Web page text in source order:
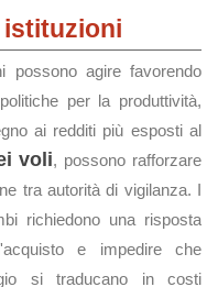
istituzioni
possono agire favorendo
per la produttività,
ai redditi più esposti al
voli, possono rafforzare
tra autorità di vigilanza. I
richiedono una risposta
e impedire che
si traducano in costi